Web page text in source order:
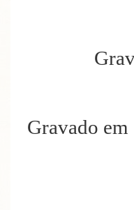
Gravado